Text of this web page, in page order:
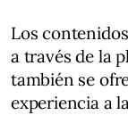
Los
a través de la
también se
experiencia a